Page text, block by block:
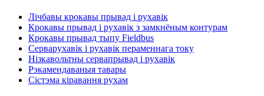
Лічбавы крокавы прывад і рухавік
Крокавы прывад і рухавік з замкнёным контурам
Крокавы прывад тыпу Fieldbus
Серварухавік і рухавік пераменнага току
Нізкавольтны сервапрывад і рухавік
Рэкамендаваныя тавары
Сістэма кіравання рухам